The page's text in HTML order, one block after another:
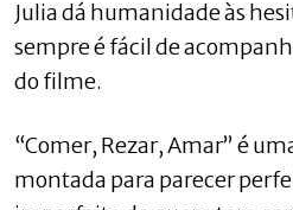
Julia dá humanidade às
sempre é fácil de
do filme.
“Comer, Rezar, Amar” é
montada para parecer